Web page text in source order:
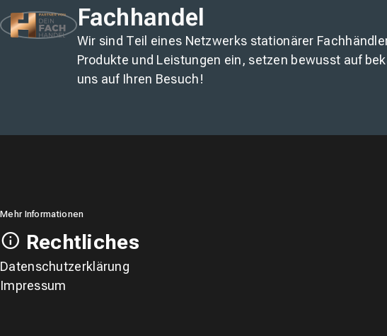
Fachhandel
Wir sind Teil eines Netzwerks stationärer
Produkte und Leistungen ein, setzen bewusst auf
uns auf Ihren Besuch!
Mehr Informationen
Rechtliches
Datenschutzerklärung
Impressum